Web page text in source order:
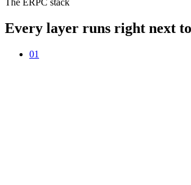
Every layer runs right next
01